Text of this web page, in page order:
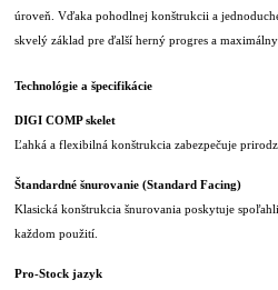
úroveň. Vďaka pohodlnej konštrukcii a
skvelý základ pre ďalší herný progres a
Technológie a špecifikácie
DIGI COMP skelet
Ľahká a flexibilná konštrukcia zabezpečuje
Štandardné šnurovanie (Standard Facing)
Klasická konštrukcia šnurovania poskytuje
každom použití.
Pro-Stock jazyk